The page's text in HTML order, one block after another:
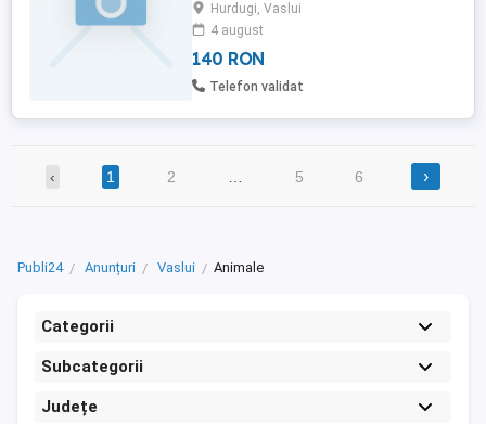
Hurdugi, Vaslui
4 august
140 RON
Telefon validat
‹ 1 2 5 6 ›
Publi24 Anunțuri Vaslui Animale
Categorii
Subcategorii
Județe